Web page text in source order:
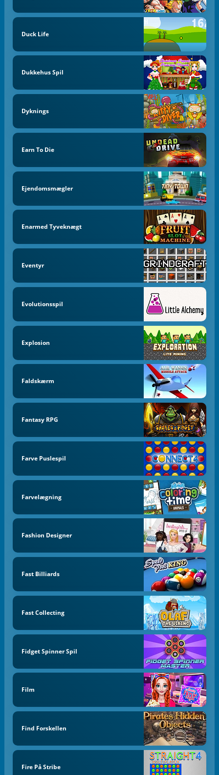
Duck Life
Dukkehus Spil
Dyknings
Earn To Die
Ejendomsmægler
Enarmed Tyveknægt
Eventyr
Evolutionsspil
Explosion
Faldskærm
Fantasy RPG
Farve Puslespil
Farvelægning
Fashion Designer
Fast Billiards
Fast Collecting
Fidget Spinner Spil
Film
Find Forskellen
Fire På Stribe